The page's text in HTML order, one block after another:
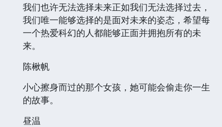
我们也许无法选择未来正如我们无法选择过去，
我们唯一能够选择的是面对未来的姿态，希望每
一个热爱科幻的人都能够正面并拥抱所有的未
来。
陈楸帆
小心擦身而过的那个女孩，她可能会偷走你一生
的故事。
昼温